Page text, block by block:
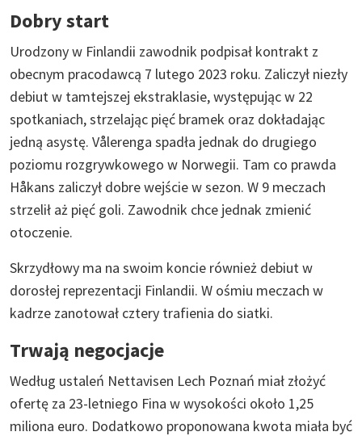
Dobry start
Urodzony w Finlandii zawodnik podpisał kontrakt z
obecnym pracodawcą 7 lutego 2023 roku. Zaliczył niezły
debiut w tamtejszej ekstraklasie, występując w 22
spotkaniach, strzelając pięć bramek oraz dokładając
jedną asystę. Vålerenga spadła jednak do drugiego
poziomu rozgrywkowego w Norwegii. Tam co prawda
Håkans zaliczył dobre wejście w sezon. W 9 meczach
strzelił aż pięć goli. Zawodnik chce jednak zmienić
otoczenie.
Skrzydłowy ma na swoim koncie również debiut w
dorosłej reprezentacji Finlandii. W ośmiu meczach w
kadrze zanotował cztery trafienia do siatki.
Trwają negocjacje
Według ustaleń Nettavisen Lech Poznań miał złożyć
ofertę za 23-letniego Fina w wysokości około 1,25
miliona euro. Dodatkowo proponowana kwota miała być